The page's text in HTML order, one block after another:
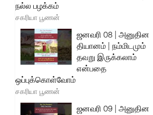
நல்ல பழக்கம்
சகரியா பூணன்
ஜனவரி 08 | அனுதின
தியானம் | நம்மிடமும்
தவறு இருக்கலாம்
என்பதை
ஒப்புக்கொள்வோம்
சகரியா பூணன்
ஜனவரி 09 | அனுதின